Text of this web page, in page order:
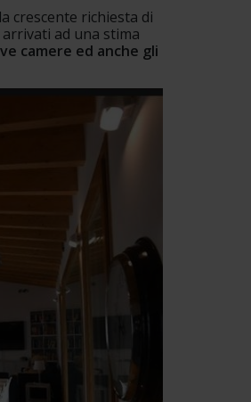
crescente richiesta di
arrivati ad una stima
camere ed anche gli